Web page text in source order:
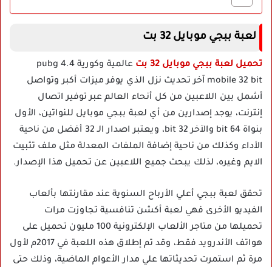
لعبة ببجي موبايل 32 بت
تحميل لعبة ببجي موبايل 32 بت
عالمية وكورية 4.4 pubg
mobile 32 bit آخر تحديث نزل الذي يوفر ميزات أكبر وتواصل
أشمل بين اللاعبين من كل أنحاء العالم عبر توفير اتصال
إنترنت، يوجد إصدارين من أي لعبة ببجي موبايل للنواتين، الأول
بنواة 64 bit والآخر 32 bit، ويعتبر اصدار الـ 32 أفضل من ناحية
الأداء وكذلك من ناحية إضافة الملفات المعدلة مثل ملف تثبيت
الايم وغيره، لذلك يبحث جميع اللاعبين عن تحميل هذا الإصدار.
تحقق لعبة ببجي أعلي الأرباح السنوية عند مقارنتها بألعاب
الفيديو الأخرى فهي لعبة أكشن تنافسية تجاوزت مرات
تحميلها من متاجر الألعاب الإلكترونية 100 مليون تحميل على
هواتف الأندرويد فقط، وقد تم إطلاق هذه اللعبة في 2017م لأول
مرة ثم استمرت تحديثاتها علي مدار الأعوام الماضية، وذلك حتى